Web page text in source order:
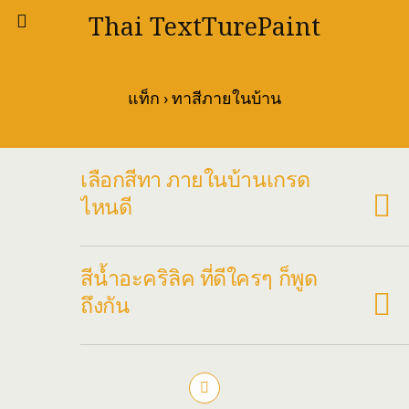
Thai TextTurePaint
แท็ก › ทาสีภายในบ้าน
เลือกสีทา ภายในบ้านเกรด
ไหนดี
สีน้ำอะคริลิค ที่ดีใครๆ ก็พูด
ถึงกัน